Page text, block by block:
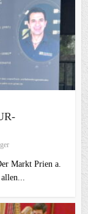
Markt Prien a.